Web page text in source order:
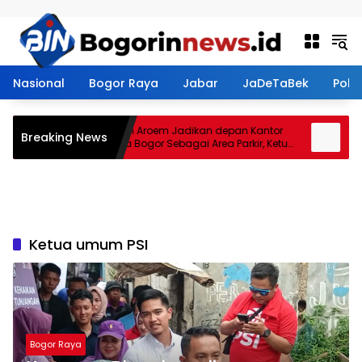
Nasional Bogor Raya Jabar JaDeTaBek
Breaking NewsRestoran Aroem Jadikan depan Kantor
PWI Kota Bogor Sebagai Area Parkir, Ketua
PWI Dilarang Parkir
Ketua umum PSI
Bogor Raya